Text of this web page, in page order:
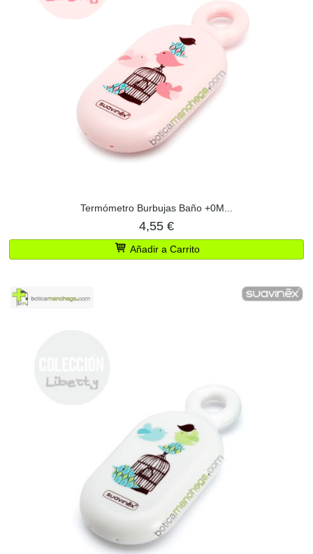
Termómetro Burbujas Baño +0M...
4,55 €
Añadir a Carrito